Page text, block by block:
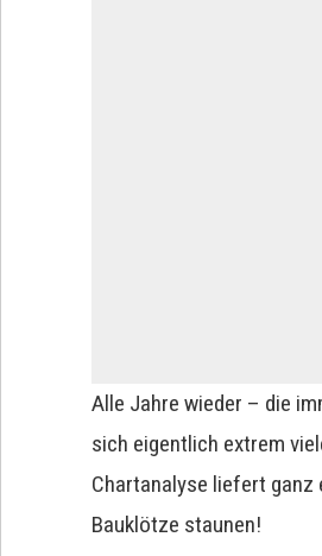
Alle Jahre wieder – die
sich eigentlich extrem
Chartanalyse liefert ganz
Bauklötze staunen!